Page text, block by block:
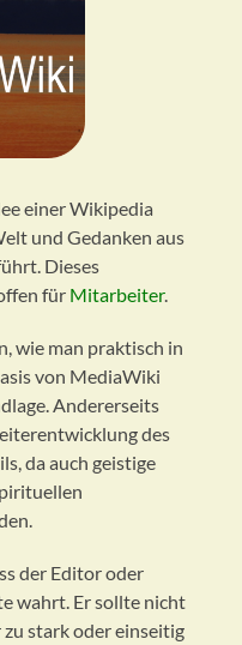
einer Wikipedia
und Gedanken aus
Dieses
für Mitarbeiter.
wie man praktisch in
von MediaWiki
Andererseits
des
da auch geistige
der Editor oder
wahrt. Er sollte nicht
stark oder einseitig